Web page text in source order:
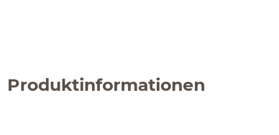
Produktinformationen